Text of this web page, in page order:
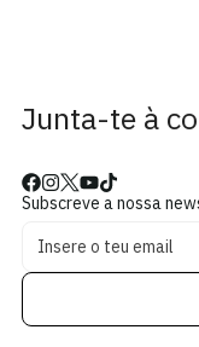
Junta-te à
Subscreve a nossa